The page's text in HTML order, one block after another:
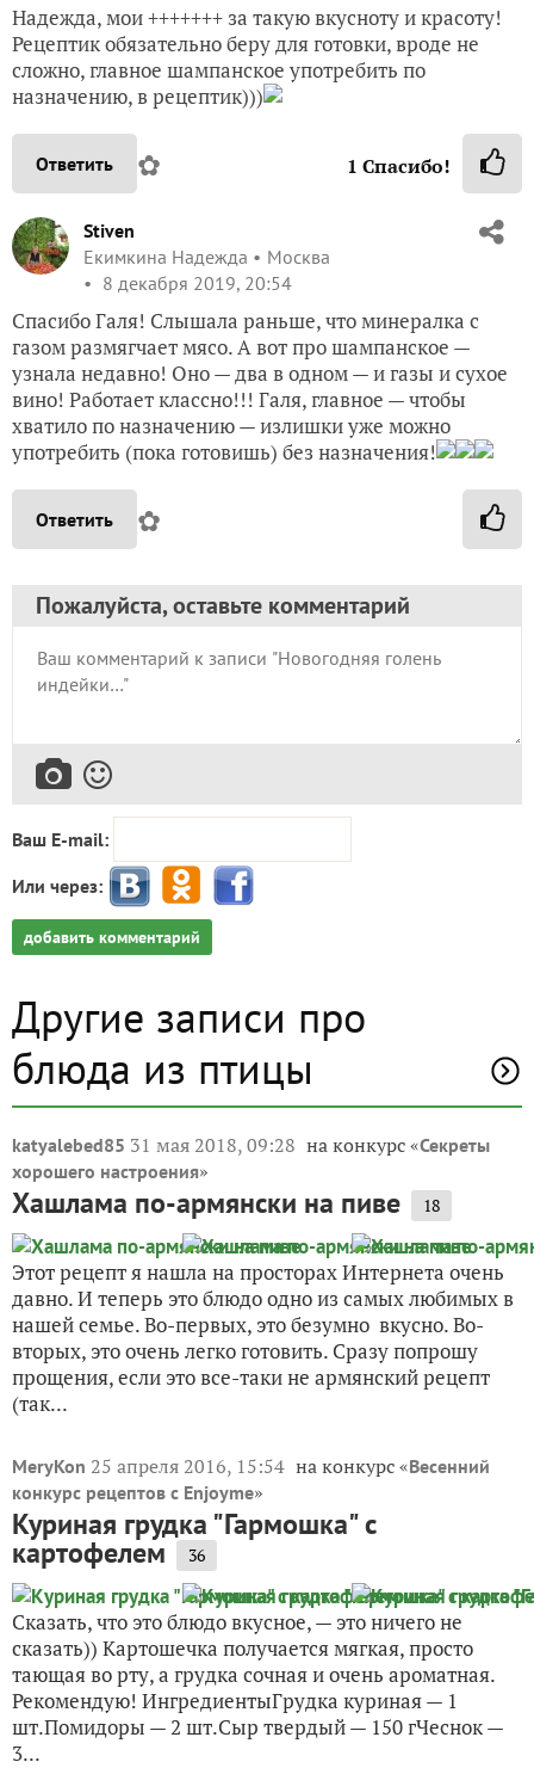
Надежда, мои +++++++ за такую вкусноту и красоту!
Рецептик обязательно беру для готовки, вроде не
сложно, главное шампанское употребить по
назначению, в рецептик)))
Ответить ✿ 1 Спасибо!
Stiven
Екимкина Надежда
Москва
8 декабря 2019, 20:54
Спасибо Галя! Слышала раньше, что минералка с
газом размягчает мясо. А вот про шампанское —
узнала недавно! Оно — два в одном — и газы и сухое
вино! Работает классно!!! Галя, главное — чтобы
хватило по назначению — излишки уже можно
употребить (пока готовишь) без назначения!
Ответить ✿
Пожалуйста, оставьте комментарий
Ваш E-mail:
Или через:
добавить комментарий
Другие записи про
блюда из птицы
katyalebed85 31 мая 2018, 09:28 на конкурс «Секреты
хорошего настроения»
Хашлама по-армянски на пиве 18
Этот рецепт я нашла на просторах Интернета очень
давно. И теперь это блюдо одно из самых любимых в
нашей семье. Во-первых, это безумно вкусно. Во-
вторых, это очень легко готовить. Сразу попрошу
прощения, если это все-таки не армянский рецепт
(так...
MeryKon 25 апреля 2016, 15:54 на конкурс «Весенний
конкурс рецептов с Enjoyme»
Куриная грудка "Гармошка" с
картофелем 36
Сказать, что это блюдо вкусное, — это ничего не
сказать)) Картошечка получается мягкая, просто
тающая во рту, а грудка сочная и очень ароматная.
Рекомендую! ИнгредиентыГрудка куриная — 1
шт.Помидоры — 2 шт.Сыр твердый — 150 гЧеснок —
3...